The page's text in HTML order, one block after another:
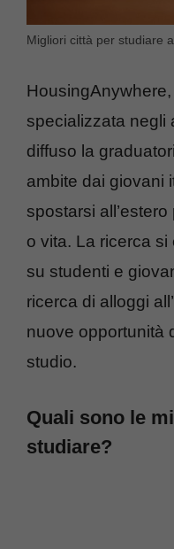
Migliori città per studiare
specializzata negli
diffuso la
ambite dai giovani
spostarsi
o vita. La ricerca
su studenti e
ricerca di alloggi
nuove opportunità
studio.
Quali sono le
studiare?